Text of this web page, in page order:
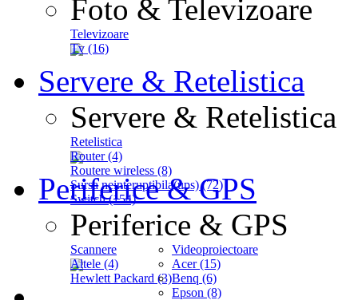
Foto & Televizoare
Televizoare
Tv (16)
Servere & Retelistica
Servere & Retelistica
Retelistica
Router (4)
Routere wireless (8)
Sursa neinteruptibila(ups) (72)
Switch (154)
Periferice & GPS
Periferice & GPS
Scannere
Altele (4)
Hewlett Packard (3)
Videoproiectoare
Acer (15)
Benq (6)
Epson (8)